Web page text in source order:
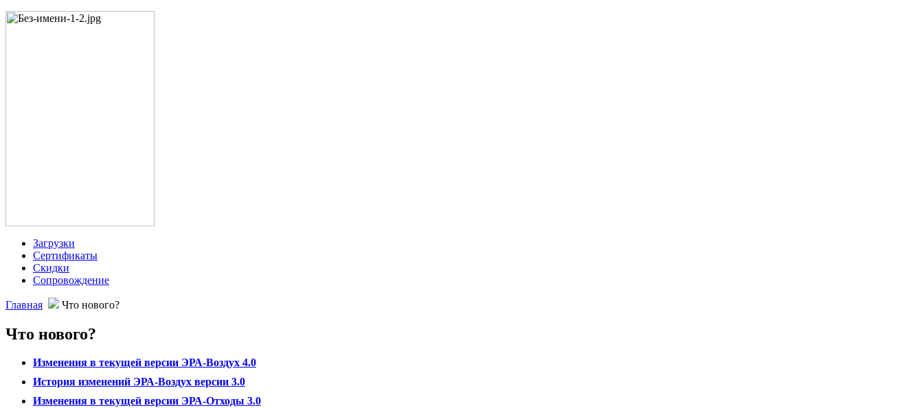
Загрузки
Сертификаты
Скидки
Сопровождение
Главная Что нового?
Что нового?
Изменения в текущей версии ЭРА-Воздух 4.0
История изменений ЭРА-Воздух версии 3.0
Изменения в текущей версии ЭРА-Отходы 3.0